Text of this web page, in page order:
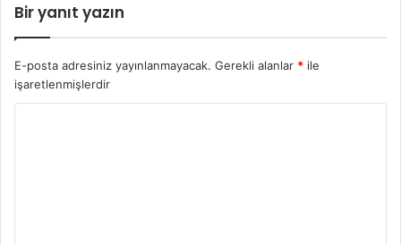
Bir yanıt yazın
E-posta adresiniz yayınlanmayacak. Gerekli alanlar * ile
işaretlenmişlerdir